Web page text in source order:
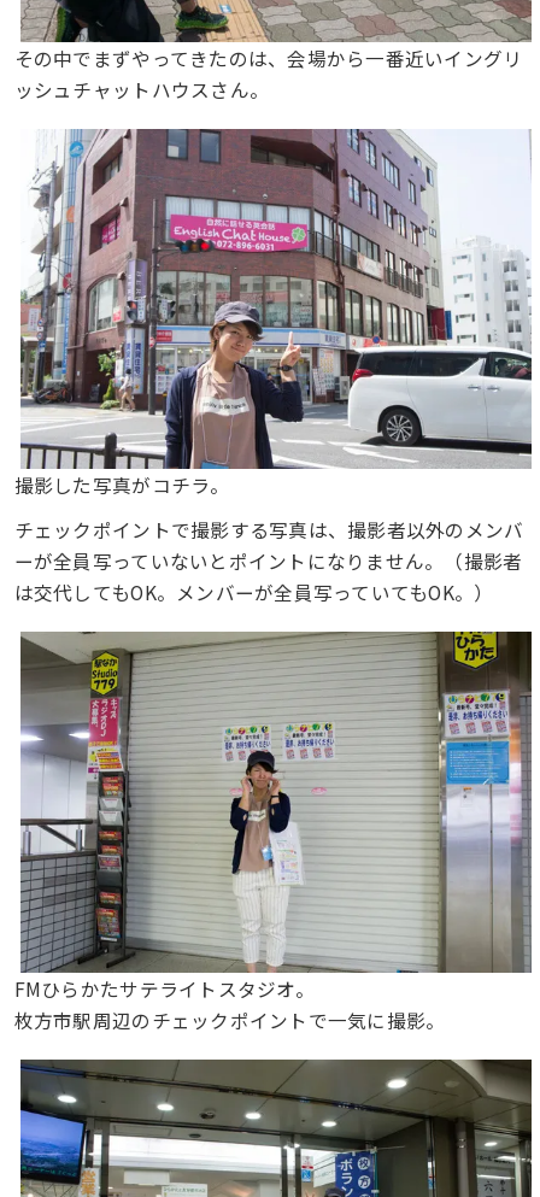
その中でまずやってきたのは、会場から一番近いイングリ
ッシュチャットハウスさん。
撮影した写真がコチラ。
チェックポイントで撮影する写真は、撮影者以外のメンバ
ーが全員写っていないとポイントになりません。（撮影者
は交代してもOK。メンバーが全員写っていてもOK。）
FMひらかたサテライトスタジオ。
枚方市駅周辺のチェックポイントで一気に撮影。